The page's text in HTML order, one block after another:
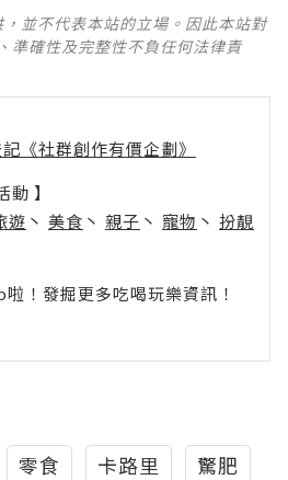
並不代表本站的立場。因此本站對
準確性及完整性不負任何法律責
《社群創作有價企劃》
】
遊 丶 美食 丶 親子 丶 寵物 丶 扮靚
！發掘更多吃喝玩樂資訊！
零食 卡路里
驚肥